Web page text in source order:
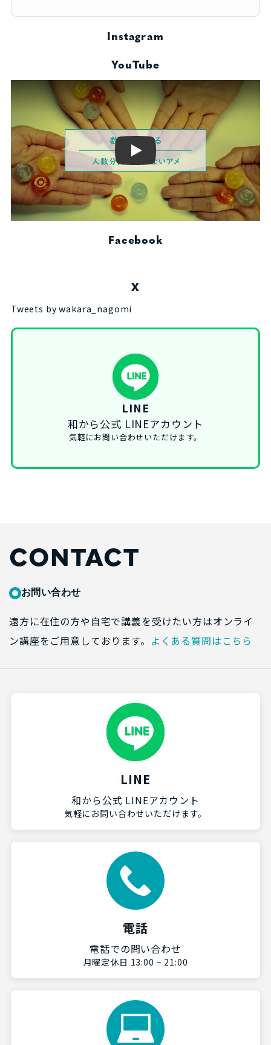
Instagram
YouTube
Play
Facebook
X
Tweets by wakara_nagomi
LINE
和から公式 LINEアカウント
気軽にお問い合わせいただけます。
CONTACT
お問い合わせ
遠方に在住の方や自宅で講義を受けたい方はオンライ
ン講座をご用意しております。 よくある質問はこちら
LINE
和から公式 LINEアカウント
気軽にお問い合わせいただけます。
電話
電話での問い合わせ
月曜定休日 13:00 ~ 21:00